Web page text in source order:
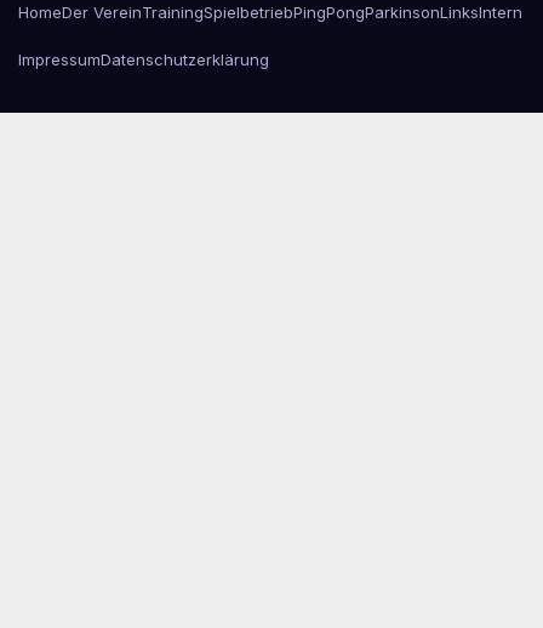
HomeDer VereinTrainingSpielbetriebPingPongParkinsonLinksIntern
ImpressumDatenschutzerklärung